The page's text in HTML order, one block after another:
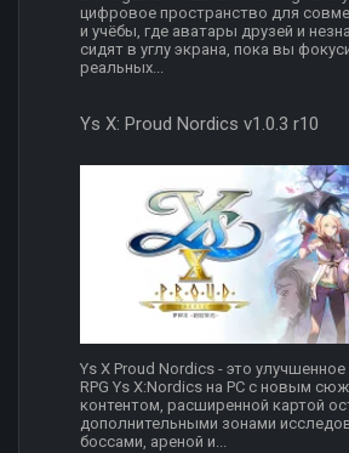
цифровое пространство для
и учёбы, где аватары друзей и
сидят в углу экрана, пока вы
реальных...
Ys X: Proud Nordics v1.0.3 r10
Ys X Proud Nordics - это
RPG Ys X:Nordics на PC с новым
контентом, расширенной картой
дополнительными зонами
боссами, ареной и...